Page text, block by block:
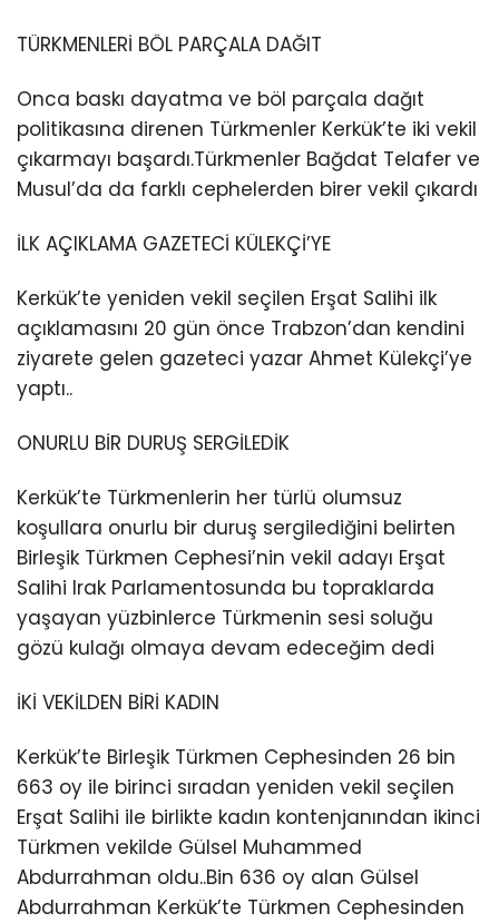
TÜRKMENLERİ BÖL PARÇALA DAĞIT
Onca baskı dayatma ve böl parçala dağıt
politikasına direnen Türkmenler Kerkük’te iki vekil
çıkarmayı başardı.Türkmenler Bağdat Telafer ve
Musul’da da farklı cephelerden birer vekil çıkardı
İLK AÇIKLAMA GAZETECİ KÜLEKÇİ’YE
Kerkük’te yeniden vekil seçilen Erşat Salihi ilk
açıklamasını 20 gün önce Trabzon’dan kendini
ziyarete gelen gazeteci yazar Ahmet Külekçi’ye
yaptı..
ONURLU BİR DURUŞ SERGİLEDİK
Kerkük’te Türkmenlerin her türlü olumsuz
koşullara onurlu bir duruş sergilediğini belirten
Birleşik Türkmen Cephesi’nin vekil adayı Erşat
Salihi Irak Parlamentosunda bu topraklarda
yaşayan yüzbinlerce Türkmenin sesi soluğu
gözü kulağı olmaya devam edeceğim dedi
İKİ VEKİLDEN BİRİ KADIN
Kerkük’te Birleşik Türkmen Cephesinden 26 bin
663 oy ile birinci sıradan yeniden vekil seçilen
Erşat Salihi ile birlikte kadın kontenjanından ikinci
Türkmen vekilde Gülsel Muhammed
Abdurrahman oldu..Bin 636 oy alan Gülsel
Abdurrahman Kerkük’te Türkmen Cephesinden